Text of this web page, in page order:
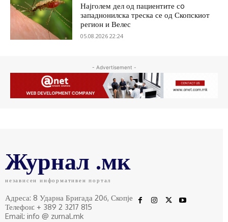
Најголем дел од пациентите сo
западнонилска треска се од Скопскиот
регион и Велес
05.08.2026 22:24
- Advertisement -
Журнал .мк
независен информативен портал
Адреса: 8 Ударна Бригада 20б, Скопје
Телефон: + 389 2 3217 815
Email: info @ zurnal.mk